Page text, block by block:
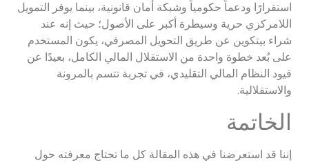
استقرارًا ودعماً حكومياً وشبكة أمان قانونية، بينما يوفر التمويل
اللامركزي حرية وسيطرة أكبر على الأصول؛ حيث إنه عند
شراء بيتكوين عن طريق التحويل المصرفي، يكون المستخدم
على بُعد خطوة واحدة من الاستقلال المالي الكامل، بعيدًا عن
قيود النظام المالي التقليدي، في تجربة تتسم بالمرونة
والاستقلالية.
الخاتمة
إننا قد استعرضنا في هذه المقالة كل ما تحتاج معرفته حول